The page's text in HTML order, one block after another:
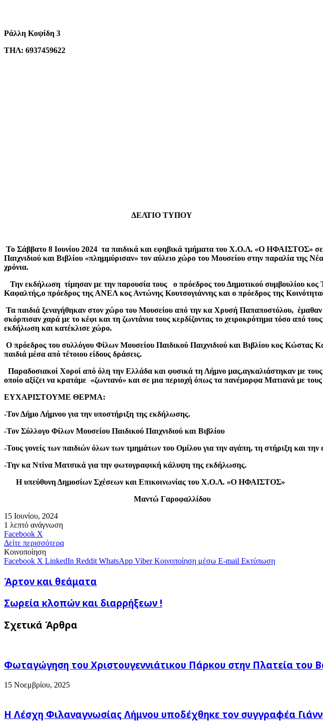
Ράλλη Κοψίδη 3
ΤΗΛ: 6937459622
ΔΕΛΤΙΟ ΤΥΠΟΥ
Το Σάββατο 8 Ιουνίου 2024 τα παιδικά και εφηβικά τμήματα του Χ.Ο.Λ. «Ο ΗΦΑΙΣΤΟΣ» σε
Παιχνιδιού και Βιβλίου «πλημμύρισαν» τον αύλειο χώρο του Μουσείου στην παραλία της
χρόνια.
Την εκδήλωση τίμησαν με την παρουσία τους ο πρόεδρος του Δημοτικού συμβουλίου κος
Καφαλτής,ο πρόεδρος της ΑΝΕΛ κος Αντώνης Κουτσογιάννης και ο πρόεδρος της
Τα παιδιά ξεναγήθηκαν στον χώρο του Μουσείου από την κα Χρυσή Παπαποστόλου,
σκόρπισαν χαρά με το κέφι και τη ζωντάνια τους κερδίζοντας το χειροκρότημα τόσο από
εκδήλωση και κατέκλισε χώρο.
Ο πρόεδρος του συλλόγου Φίλων Μουσείου Παιδικού Παιχνιδιού και Βιβλίου κος Κώστας
παιδιά μέσα από τέτοιου είδους δράσεις.
Παραδοσιακοί Χοροί από όλη την Ελλάδα και φυσικά τη Λήμνο μας,αγκαλιάστηκαν με
οποίο αξίζει να κρατάμε «ζωντανό» και σε μια περιοχή όπως τα πανέμορφα Ματιανά με
ΕΥΧΑΡΙΣΤΟΥΜΕ ΘΕΡΜΑ:
-Τον Δήμο Λήμνου για την υποστήριξη της εκδήλωσης.
-Τον Σύλλογο Φίλων Μουσείου Παιδικού Παιχνιδιού και Βιβλίου
-Τους γονείς των παιδιών όλων των τμημάτων του Ομίλου για την αγάπη, τη στήριξη και την
-Την κα Ντίνα Ματσικά για την φωτογραφική κάλυψη της εκδήλωσης.
Η υπεύθυνη Δημοσίων Σχέσεων και Επικοινωνίας του Χ.Ο.Λ. «Ο ΗΦΑΙΣΤΟΣ»
Μαντώ Γαροφαλλίδου
15 Ιουνίου, 2024
1 λεπτό ανάγνωση
Facebook X
μέσω
E-
mail
Δείτε περισσότερα
Κοινοποίηση
Facebook X LinkedIn Reddit WhatsApp Viber Κοινοποίηση μέσω E-mail Εκτύπωση
Άρτον
και
Άρτον και θεάματα
Σωρεία
κλοπών
διαρρήξεων
Σωρεία κλοπών και διαρρήξεων !
Σχετικά Άρθρα
Φωταγώγηση του Χριστουγεννιάτικου Πάρκου στην Πλατεία του
15 Νοεμβρίου, 2025
Η Λέσχη Φιλαναγνωσίας Λήμνου υποδέχθηκε τον συγγραφέα